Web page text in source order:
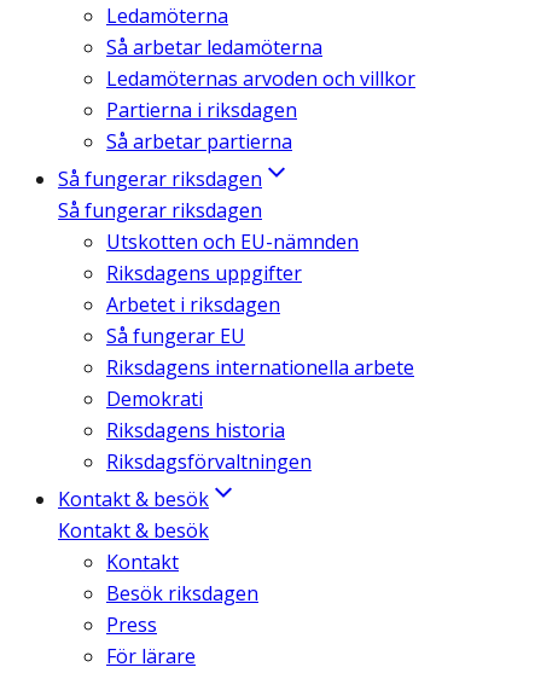
Ledamöterna
Så arbetar ledamöterna
Ledamöternas arvoden och villkor
Partierna i riksdagen
Så arbetar partierna
Så fungerar riksdagen
Så fungerar riksdagen
Utskotten och EU-nämnden
Riksdagens uppgifter
Arbetet i riksdagen
Så fungerar EU
Riksdagens internationella arbete
Demokrati
Riksdagens historia
Riksdagsförvaltningen
Kontakt & besök
Kontakt & besök
Kontakt
Besök riksdagen
Press
För lärare